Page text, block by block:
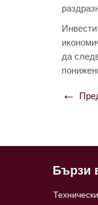
да
Бързи